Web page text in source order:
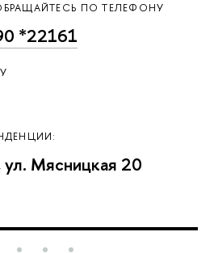
ПО ТЕЛЕФОНУ
*22161
Мясницкая 20